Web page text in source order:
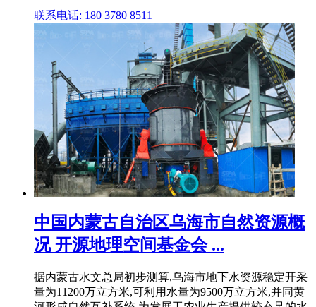
联系电话: 180 3780 8511
中国内蒙古自治区乌海市自然资源概
况 开源地理空间基金会 ...
据内蒙古水文总局初步测算,乌海市地下水资源稳定开采
量为11200万立方米,可利用水量为9500万立方米,并同黄